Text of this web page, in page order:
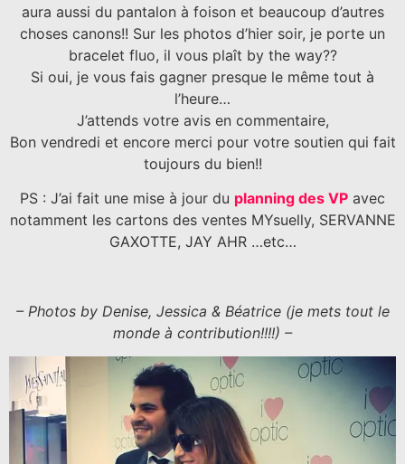
aura aussi du pantalon à foison et beaucoup d’autres
choses canons!! Sur les photos d’hier soir, je porte un
bracelet fluo, il vous plaît by the way??
Si oui, je vous fais gagner presque le même tout à
l’heure…
J’attends votre avis en commentaire,
Bon vendredi et encore merci pour votre soutien qui fait
toujours du bien!!
PS : J’ai fait une mise à jour du planning des VP avec
notamment les cartons des ventes MYsuelly, SERVANNE
GAXOTTE, JAY AHR …etc…
– Photos by Denise, Jessica & Béatrice (je mets tout le
monde à contribution!!!!) –